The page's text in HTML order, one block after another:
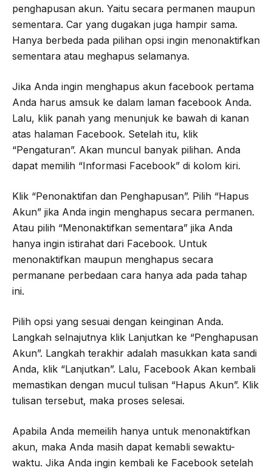
penghapusan akun. Yaitu secara permanen maupun
sementara. Car yang dugakan juga hampir sama.
Hanya berbeda pada pilihan opsi ingin menonaktifkan
sementara atau meghapus selamanya.
Jika Anda ingin menghapus akun facebook pertama
Anda harus amsuk ke dalam laman facebook Anda.
Lalu, klik panah yang menunjuk ke bawah di kanan
atas halaman Facebook. Setelah itu, klik
“Pengaturan”. Akan muncul banyak pilihan. Anda
dapat memilih “Informasi Facebook” di kolom kiri.
Klik “Penonaktifan dan Penghapusan”. Pilih “Hapus
Akun” jika Anda ingin menghapus secara permanen.
Atau pilih “Menonaktifkan sementara” jika Anda
hanya ingin istirahat dari Facebook. Untuk
menonaktifkan maupun menghapus secara
permanane perbedaan cara hanya ada pada tahap
ini.
Pilih opsi yang sesuai dengan keinginan Anda.
Langkah selnajutnya klik Lanjutkan ke “Penghapusan
Akun”. Langkah terakhir adalah masukkan kata sandi
Anda, klik “Lanjutkan”. Lalu, Facebook Akan kembali
memastikan dengan mucul tulisan “Hapus Akun”. Klik
tulisan tersebut, maka proses selesai.
Apabila Anda memeilih hanya untuk menonaktifkan
akun, maka Anda masih dapat kemabli sewaktu-
waktu. Jika Anda ingin kembali ke Facebook setelah